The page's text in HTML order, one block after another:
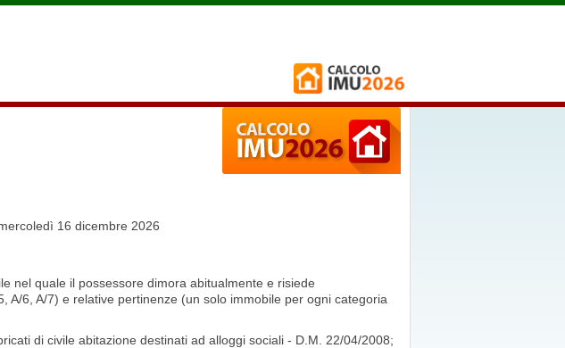
16 dicembre 2026
nel quale il possessore dimora abitualmente e risiede
A/6, A/7) e relative pertinenze (un solo immobile per ogni categoria
di civile abitazione destinati ad alloggi sociali - D.M. 22/04/2008;